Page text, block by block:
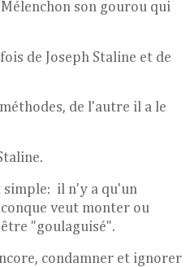
son gourou qui
de Joseph Staline et de
de l'autre il a le
simple: il n'y a qu'un
veut monter ou
"goulaguisé".
condamner et ignorer